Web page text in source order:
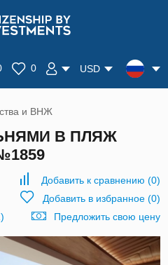
0 USD
и ВНЖ
В ПЛЯЖ
Добавить к сравнению (0)
Добавить в избранное(0)
Предложить свою цену